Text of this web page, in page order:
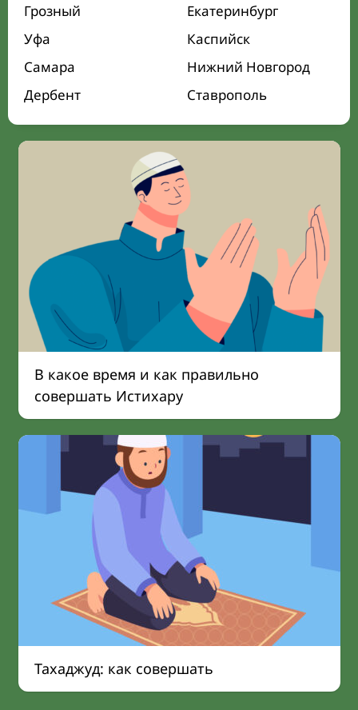
Грозный
Екатеринбург
Уфа
Каспийск
Самара
Нижний Новгород
Дербент
Ставрополь
В какое время и как правильно
совершать Истихару
Тахаджуд: как совершать